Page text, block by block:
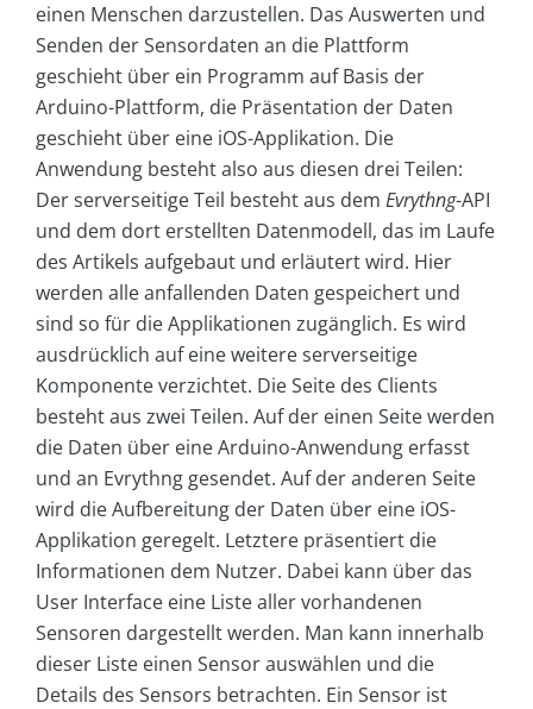
einen Menschen darzustellen. Das Auswerten und
Senden der Sensordaten an die Plattform
geschieht über ein Programm auf Basis der
Arduino-Plattform, die Präsentation der Daten
geschieht über eine iOS-Applikation. Die
Anwendung besteht also aus diesen drei Teilen:
Der serverseitige Teil besteht aus dem Evrythng-API
und dem dort erstellten Datenmodell, das im Laufe
des Artikels aufgebaut und erläutert wird. Hier
werden alle anfallenden Daten gespeichert und
sind so für die Applikationen zugänglich. Es wird
ausdrücklich auf eine weitere serverseitige
Komponente verzichtet. Die Seite des Clients
besteht aus zwei Teilen. Auf der einen Seite werden
die Daten über eine Arduino-Anwendung erfasst
und an Evrythng gesendet. Auf der anderen Seite
wird die Aufbereitung der Daten über eine iOS-
Applikation geregelt. Letztere präsentiert die
Informationen dem Nutzer. Dabei kann über das
User Interface eine Liste aller vorhandenen
Sensoren dargestellt werden. Man kann innerhalb
dieser Liste einen Sensor auswählen und die
Details des Sensors betrachten. Ein Sensor ist